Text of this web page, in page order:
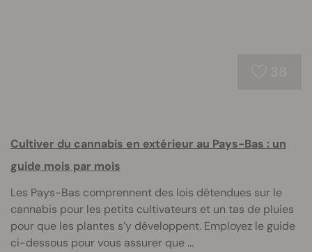
Cultiver du cannabis en extérieur au Pays-Bas : un
guide mois par mois
Les Pays-Bas comprennent des lois détendues sur le
cannabis pour les petits cultivateurs et un tas de pluies
pour que les plantes s’y développent. Employez le guide
ci-dessous pour vous assurer que ...